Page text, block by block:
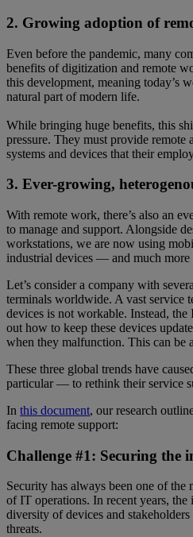
2. Growing adoption of
Even before the pandemic, many
benefits of digitization and remote
this development, meaning today’s
natural part of modern life.
While bringing huge benefits, this
pressure. They must provide remote
systems and devices that their
3. Ever-growing,
With remote work, there’s also an
to manage and support. Alongside
workstations, we are now using
industrial devices — and much more
Let’s consider a company with
terminals worldwide. A vast service
devices is not workable. Instead,
out how to keep these devices
when they malfunction. This can be
These three global trends have
particular — to rethink their service
In this document, our research
facing remote support:
Challenge #1: Securing the
Security has always been one of
of IT operations. In recent years, the
diversity of devices and
threats.